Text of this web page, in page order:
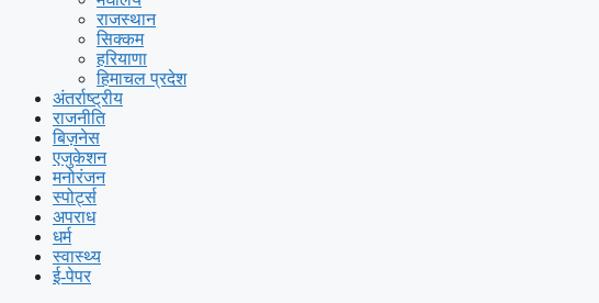
राजस्थान
सिक्कम
हरियाणा
हिमाचल प्रदेश
अंतर्राष्ट्रीय
राजनीति
बिज़नेस
एजुकेशन
मनोरंजन
स्पोर्ट्स
अपराध
धर्म
स्वास्थ्य
ई-पेपर